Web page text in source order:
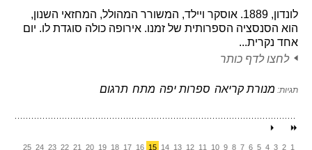
לונדון, 1889. אוסקר ויילד, המשורר המהולל, המחזאי השנון,
הוא הסנסציה הספרותית של זמנו. אירופה כולה סוגדת לו. יום
אחד נקרית...
לחצו לדף כותר
תגיות: מנורת קריאה ספרות יפה מתח תרגום
1
2
3
4
5
6
7
8
9
10
11
12
13
14
15
16
17
18
19
20
21
22
23
24
25